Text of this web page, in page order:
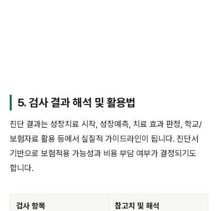
5. 검사 결과 해석 및 활용법
진단 결과는 성장치료 시작, 성장예측, 치료 효과 판정, 학교/
보험자료 활용 등에서 실질적 가이드라인이 됩니다. 진단서
기반으로 보험적용 가능성과 비용 부담 여부가 결정되기도
합니다.
검사 항목 참고치 및 해석